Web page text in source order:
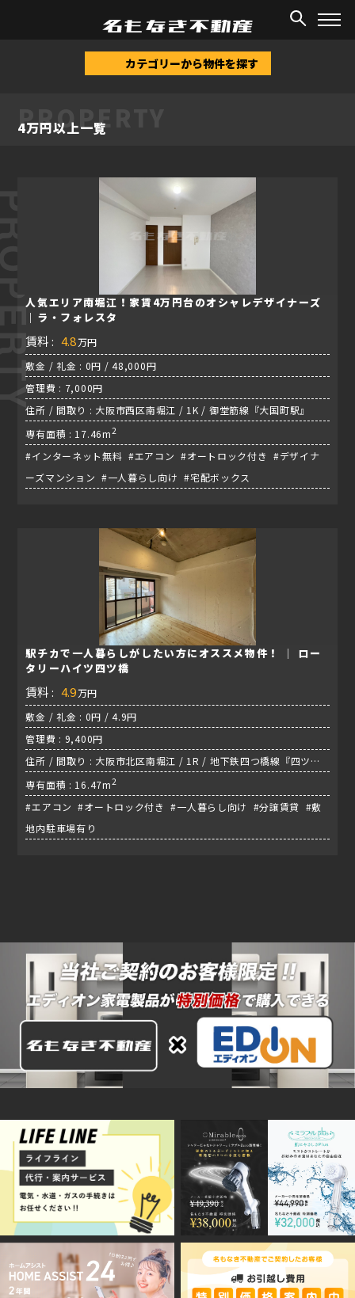
物件情報/4万円以上
カテゴリーから物件を探す
PROPERTY
4万円以上一覧
人気エリア南堀江！家賃4万円台のオシャレデザイナーズ
｜ラ・フォレスタ
賃料 : 4.8万円
敷金 / 礼金 : 0円 / 48,000円
管理費 : 7,000円
住所 / 間取り : 大阪市西区南堀江 / 1K / 御堂筋線『大国町駅』
専有面積 : 17.46m2
#インターネット無料 #エアコン #オートロック付き #デザイナ
ーズマンション #一人暮らし向け #宅配ボックス
駅チカで一人暮らしがしたい方にオススメ物件！ │ ロー
タリーハイツ四ツ橋
賃料 : 4.9万円
敷金 / 礼金 : 0円 / 4.9円
管理費 : 9,400円
住所 / 間取り : 大阪市北区南堀江 / 1R / 地下鉄四つ橋線『四ツ橋
駅』
専有面積 : 16.47m2
#エアコン #オートロック付き #一人暮らし向け #分譲賃貸 #敷
地内駐車場有り